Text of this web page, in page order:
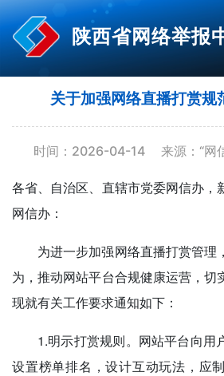
陕西省网络举报
关于加强网络直播打赏规
时间：2026-04-14 来源：“网
各省、自治区、直辖市党委网信办，
网信办：
为进一步加强网络直播打赏管理
为，推动网站平台合规健康运营，切
现就有关工作要求通知如下：
1.明示打赏规则。网站平台向用
设置榜单排名，设计互动玩法，应